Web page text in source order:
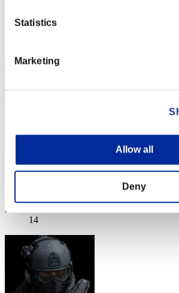
Statistics
Marketing
Allow all
Deny
海苔ス
Posizione
14